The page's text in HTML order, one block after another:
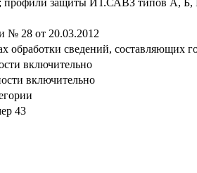
№ 28 от 20.03.2012
обработки сведений, составляющих
включительно
включительно
43